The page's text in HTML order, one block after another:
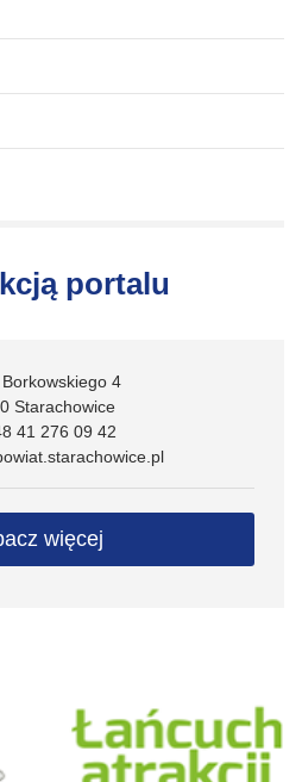
portalu
Borkowskiego 4
Starachowice
41 276 09 42
więcej